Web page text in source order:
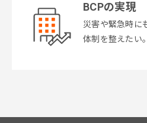
BCPの実現
災害や緊急時に
体制を整えたい。